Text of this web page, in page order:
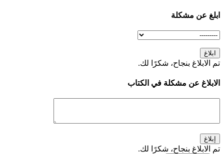
ابلغ عن مشكلة
ابلاغ
تم الابلاغ بنجاح، شكرًا لك.
الابلاغ عن مشكلة في الكتاب
إبلاغ
تم الابلاغ بنجاح، شكرًا لك.